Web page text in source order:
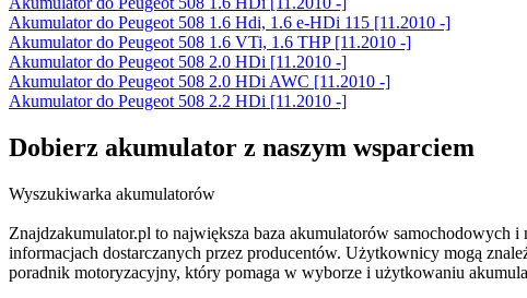
Akumulator do Peugeot 508 1.6 Hdi, 1.6 e-HDi 115 [11.2010 -]
Akumulator do Peugeot 508 1.6 VTi, 1.6 THP [11.2010 -]
Akumulator do Peugeot 508 2.0 HDi [11.2010 -]
Akumulator do Peugeot 508 2.0 HDi AWC [11.2010 -]
Akumulator do Peugeot 508 2.2 HDi [11.2010 -]
Dobierz akumulator z naszym wsparciem
Wyszukiwarka akumulatorów
Znajdzakumulator.pl to największa baza akumulatorów samochodowych
informacjach dostarczanych przez producentów. Użytkownicy mogą
poradnik motoryzacyjny, który pomaga w wyborze i użytkowaniu